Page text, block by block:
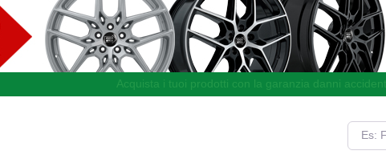
Acquista i tuoi prodotti con la garanzia danni